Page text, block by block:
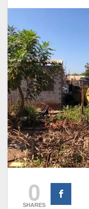
0
SHARES